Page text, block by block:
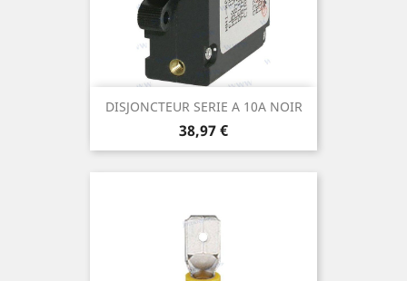
DISJONCTEUR SERIE A 10A NOIR
Prix
38,97 €